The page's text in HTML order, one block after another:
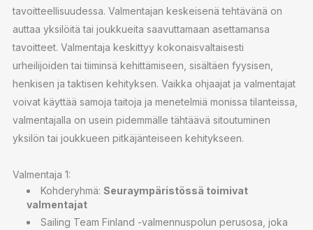
tavoitteellisuudessa. Valmentajan keskeisenä tehtävänä on
auttaa yksilöitä tai joukkueita saavuttamaan asettamansa
tavoitteet. Valmentaja keskittyy kokonaisvaltaisesti
urheilijoiden tai tiiminsä kehittämiseen, sisältäen fyysisen,
henkisen ja taktisen kehityksen. Vaikka ohjaajat ja valmentajat
voivat käyttää samoja taitoja ja menetelmiä monissa tilanteissa,
valmentajalla on usein pidemmälle tähtäävä sitoutuminen
yksilön tai joukkueen pitkäjänteiseen kehitykseen.
Valmentaja 1:
Kohderyhmä: Seuraympäristössä toimivat
valmentajat
Sailing Team Finland -valmennuspolun perusosa, joka